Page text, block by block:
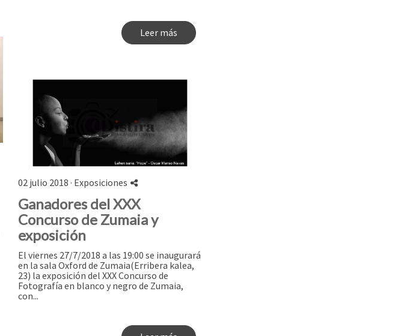
Leer más
02 julio 2018 · Exposiciones
Ganadores del XXX
Concurso de Zumaia y
exposición
El viernes 27/7/2018 a las 19:00 se inaugurará
en la sala Oxford de Zumaia(Erribera kalea,
23) la exposición del XXX Concurso de
Fotografía en blanco y negro de Zumaia,
con...